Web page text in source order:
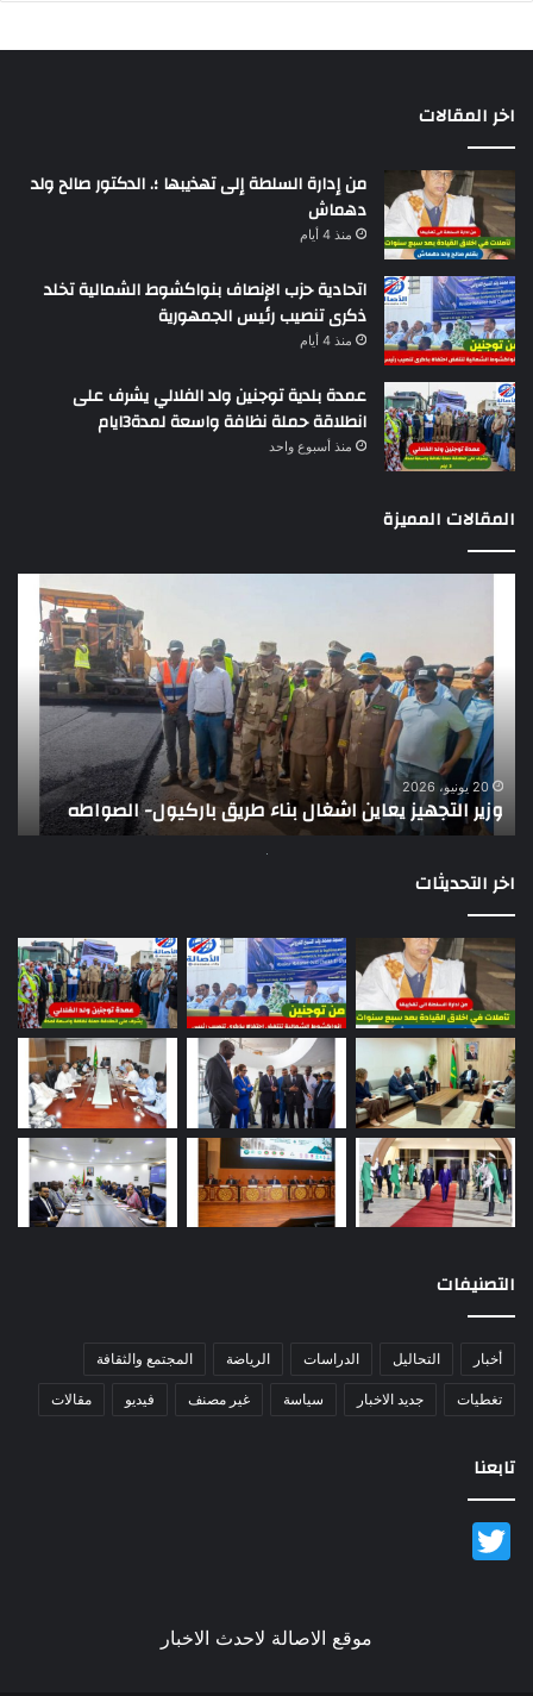
اخر المقالات
من إدارة السلطة إلى تهذيبها ؛. الدكتور صالح ولد
دهماش
منذ 4 أيام
اتحادية حزب الإنصاف بنواكشوط الشمالية تخلد
ذكرى تنصيب رئيس الجمهورية
منذ 4 أيام
عمدة بلدية توجنين ولد الفلالي يشرف على
انطلاقة حملة نظافة واسعة لمدة3ايام
منذ أسبوع واحد
المقالات المميزة
اشغال
بناء
طريق
باركيول-
الصواطه
20 يونيو، 2026
وزير التجهيز يعاين اشغال بناء طريق باركيول- الصواطه
اخر التحديثات
التصنيفات
أخبار التحاليل الدراسات الرياضة المجتمع والثقافة
تغطيات جديد الاخبار سياسة غير مصنف فيديو مقالات
تابعنا
موقع الاصالة لاحدث الاخبار